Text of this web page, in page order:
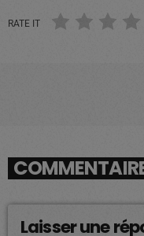
RATE IT
Laisser une